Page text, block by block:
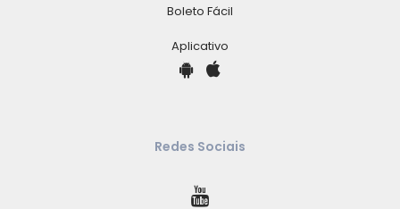
Boleto Fácil
Aplicativo
Redes Sociais